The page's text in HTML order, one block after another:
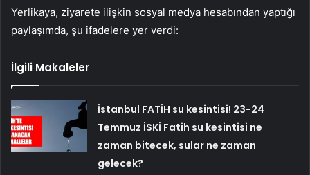
Yerlikaya, ziyarete ilişkin sosyal medya hesabından yaptığı
paylaşımda, şu ifadelere yer verdi:
İlgili Makaleler
İstanbul FATİH su kesintisi! 23-24
Temmuz İSKİ Fatih su kesintisi ne
zaman bitecek, sular ne zaman
gelecek?